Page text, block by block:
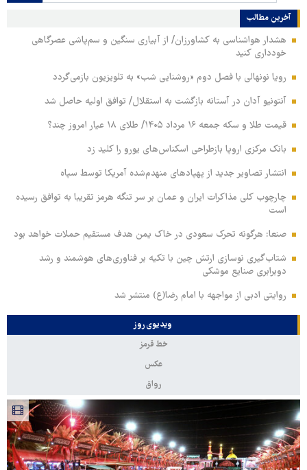
آخرین مطالب
هشدار هواشناسی به کشاورزان/ از آبیاری سنگین و سم‌پاشی عصرگاهی
خودداری کنید
رویا نونهالی با فصل دوم «روشنایی شب» به تلویزیون بازمی‌گردد
آنتونیو آدان در آستانه بازگشت به استقلال/ توافق اولیه حاصل شد
قیمت طلا و سکه جمعه ۱۶ مرداد ۱۴۰۵/ طلای ۱۸ عیار امروز چند؟
بانک مرکزی اروپا بازطراحی اسکناس‌های یورو را کلید زد
انتشار تصاویر جدید از پهپادهای منهدم‌شده آمریکا توسط سپاه
چارچوب کلی مذاکرات ایران و عمان بر سر تنگه هرمز تقریبا به توافق رسیده
است
صنعا: هرگونه تحرک سعودی در خاک یمن هدف مستقیم حملات خواهد بود
شتاب‌گیری نوسازی ارتش چین با تکیه بر فناوری‌های هوشمند و رشد
دوبرابری صنایع موشکی
روایتی ادبی از مواجهه با امام رضا(ع) منتشر شد
ویدیوی روز
خط قرمز
عکس
رواق